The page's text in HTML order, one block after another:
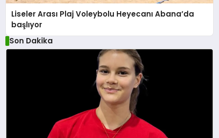
Liseler Arası Plaj Voleybolu Heyecanı Abana’da
başlıyor
Son Dakika